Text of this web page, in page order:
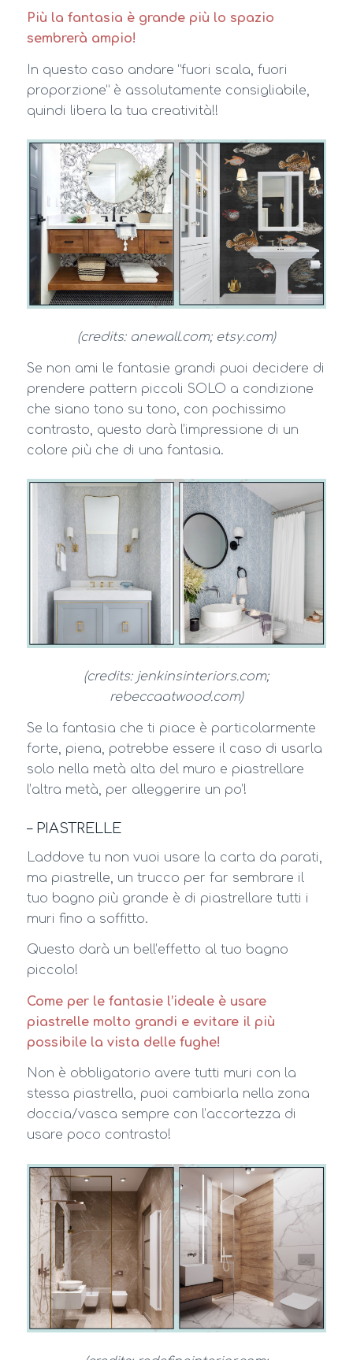
Più la fantasia è grande più lo spazio
sembrerà ampio!
In questo caso andare “fuori scala, fuori
proporzione” è assolutamente consigliabile,
quindi libera la tua creatività!!
(credits: anewall.com; etsy.com)
Se non ami le fantasie grandi puoi decidere di
prendere pattern piccoli SOLO a condizione
che siano tono su tono, con pochissimo
contrasto, questo darà l’impressione di un
colore più che di una fantasia.
(credits: jenkinsinteriors.com;
rebeccaatwood.com)
Se la fantasia che ti piace è particolarmente
forte, piena, potrebbe essere il caso di usarla
solo nella metà alta del muro e piastrellare
l’altra metà, per alleggerire un po’!
– PIASTRELLE
Laddove tu non vuoi usare la carta da parati,
ma piastrelle, un trucco per far sembrare il
tuo bagno più grande è di piastrellare tutti i
muri fino a soffitto.
Questo darà un bell’effetto al tuo bagno
piccolo!
Come per le fantasie l’ideale è usare
piastrelle molto grandi e evitare il più
possibile la vista delle fughe!
Non è obbligatorio avere tutti muri con la
stessa piastrella, puoi cambiarla nella zona
doccia/vasca sempre con l’accortezza di
usare poco contrasto!